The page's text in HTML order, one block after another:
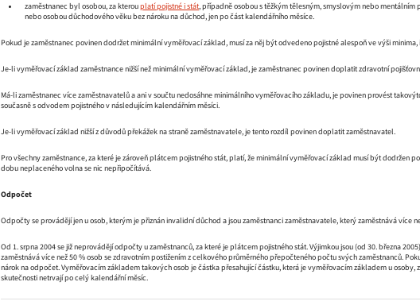
zaměstnanec byl osobou, za kterouplatí pojistné i stát, případně osobou s těžkým tělesným, smyslovým nebo
nebo osobou důchodového věku bez nároku na důchod, jen po část kalendářního měsíce.
Pokud je zaměstnanec povinen dodržet minimální vyměřovací základ, musí za něj být odvedeno pojistné alespoň ve výši minima,
Je-li vyměřovací základ zaměstnance nižší než minimální vyměřovací základ, je zaměstnanec povinen doplatit zdravotní
Má-li zaměstnanec více zaměstnavatelů a ani v součtu nedosáhne minimálního vyměřovacího základu, je povinen provést
současně s odvodem pojistného v následujícím kalendářním měsíci.
Je-li vyměřovací základ nižší z důvodů překážek na straně zaměstnavatele, je tento rozdíl povinen doplatit zaměstnavatel.
Pro všechny zaměstnance, za které je zároveň plátcem pojistného stát, platí, že minimální vyměřovací základ musí být dodržen
dobu neplaceného volna se nic nepřipočítává.
Odpočet
Odpočty se provádějí jen u osob, kterým je přiznán invalidní důchod a jsou zaměstnanci zaměstnavatele, který zaměstnává více
Od 1. srpna 2004 se již neprovádějí odpočty u zaměstnanců, za které je plátcem pojistného stát. Výjimkou jsou (od 30. března
zaměstnává více než 50 % osob se zdravotním postižením z celkového průměrného přepočteného počtu svých zaměstnanců.
nárok na odpočet. Vyměřovacím základem takových osob je částka přesahující částku, která je vyměřovacím základem u
skutečnosti netrvají po celý kalendářní měsíc.